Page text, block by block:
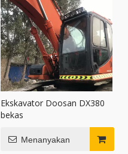
Ekskavator Doosan DX380
bekas
Menanyakan